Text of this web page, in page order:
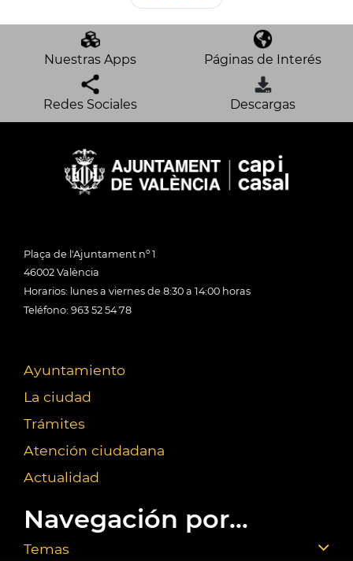
Nuestras Apps Páginas de Interés
Redes Sociales Descargas
Plaça de l'Ajuntament nº 1
46002 València
Horarios: lunes a viernes de 8:30 a 14:00 horas
Teléfono: 963 52 54 78
Ayuntamiento
La ciudad
Trámites
Atención ciudadana
Actualidad
Navegación por...
Temas